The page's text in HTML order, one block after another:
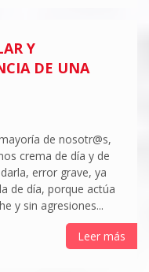
Y
DE UNA
de nosotr@s,
crema de día y de
error grave, ya
de día, porque actúa
y sin agresiones...
Leer más